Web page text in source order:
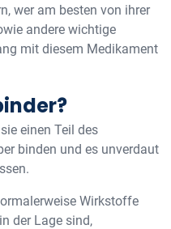
wer am besten von ihrer
andere wichtige
mit diesem Medikament
einen Teil des
binden und es unverdaut
Wirkstoffe
der Lage sind,